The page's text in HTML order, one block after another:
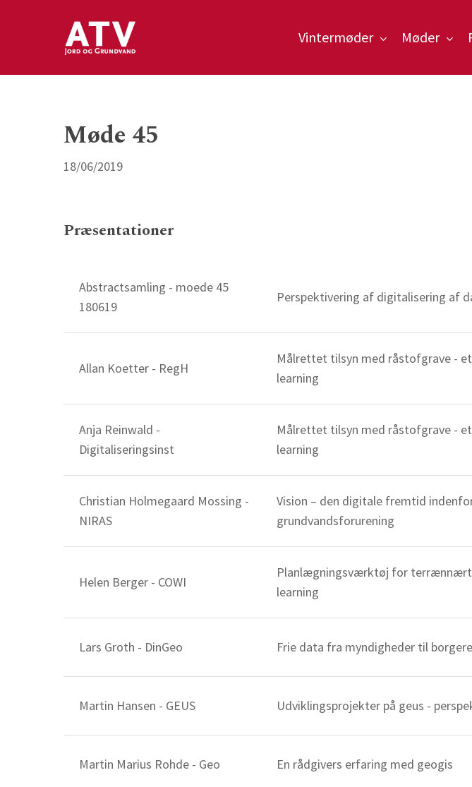
Tryk på enter for at søge eller ESC for at lukke søgningen
Vintermøder Møder
Møde 45
18/06/2019
Præsentationer
Abstractsamling - moede 45
180619
Perspektivering af digitalisering af
Allan Koetter - RegH
Målrettet tilsyn med råstofgrave -
learning
Anja Reinwald -
Digitaliseringsinst
Målrettet tilsyn med råstofgrave -
learning
Christian Holmegaard Mossing -
NIRAS
Vision – den digitale fremtid
grundvandsforurening
Helen Berger - COWI
Planlægningsværktøj for terrænnært
learning
Lars Groth - DinGeo Frie data fra myndigheder til
Martin Hansen - GEUS Udviklingsprojekter på geus -
Martin Marius Rohde - Geo En rådgivers erfaring med geogis